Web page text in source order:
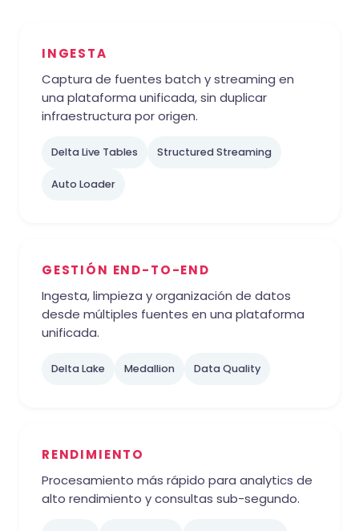
INGESTA
Captura de fuentes batch y streaming en
una plataforma unificada, sin duplicar
infraestructura por origen.
Delta Live Tables Structured Streaming
Auto Loader
GESTIÓN END-TO-END
Ingesta, limpieza y organización de datos
desde múltiples fuentes en una plataforma
unificada.
Delta Lake Medallion Data Quality
RENDIMIENTO
Procesamiento más rápido para analytics de
alto rendimiento y consultas sub-segundo.